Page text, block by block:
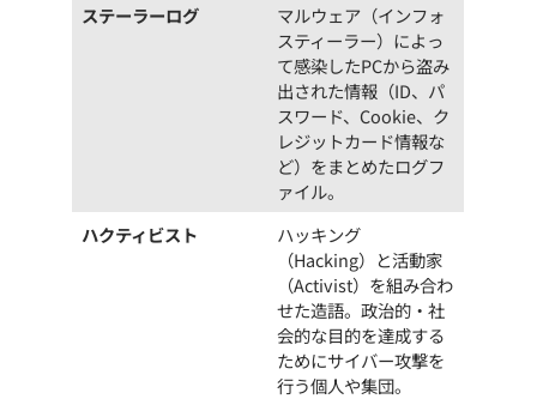
ステーラーログ
マルウェア（インフォ
スティーラー）によっ
て感染したPCから盗み
出された情報（ID、パ
スワード、Cookie、ク
レジットカード情報な
ど）をまとめたログフ
ァイル。
ハクティビスト
ハッキング
（Hacking）と活動家
（Activist）を組み合わ
せた造語。政治的・社
会的な目的を達成する
ためにサイバー攻撃を
行う個人や集団。